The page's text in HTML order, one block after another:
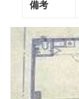
備考